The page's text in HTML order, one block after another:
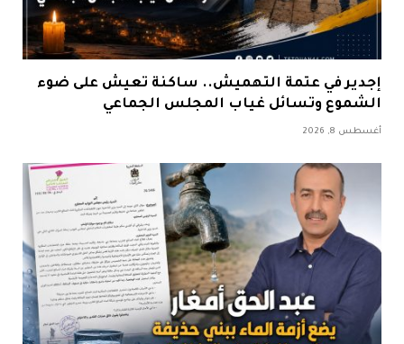
إجدير في عتمة التهميش.. ساكنة تعيش على ضوء
الشموع وتسائل غياب المجلس الجماعي
أغسطس 8, 2026